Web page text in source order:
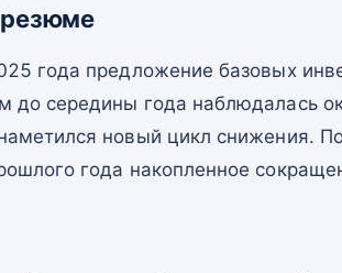
года предложение базовых
до середины года наблюдалась
новый цикл снижения.
года накопленное